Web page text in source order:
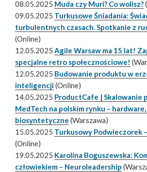
08.05.2025 Muda czy Muri? Co wolisz?
09.05.2025 Turkusowe Śniadania:
turbulentnych czasach. Spotkanie z
(Online)
12.05.2025Agile Warsaw ma 15 lat!
specjalne retro społecznościowe!
12.05.2025 Budowanie produktu w
inteligencji(Online)
14.05.2025 ProductCafe | Skalowanie
MedTech na polskim rynku –
biosyntetyczne (Warszawa)
15.05.2025 Turkusowy Podwieczorek
(Online)
19.05.2025 Karolina Boguszewska:
człowiekiem – Neuroleadership